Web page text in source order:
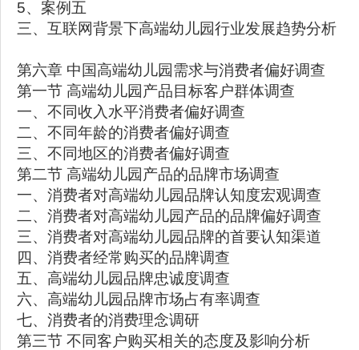
5、案例五
三、互联网背景下高端幼儿园行业发展趋势分析
第六章 中国高端幼儿园需求与消费者偏好调查
第一节 高端幼儿园产品目标客户群体调查
一、不同收入水平消费者偏好调查
二、不同年龄的消费者偏好调查
三、不同地区的消费者偏好调查
第二节 高端幼儿园产品的品牌市场调查
一、消费者对高端幼儿园品牌认知度宏观调查
二、消费者对高端幼儿园产品的品牌偏好调查
三、消费者对高端幼儿园品牌的首要认知渠道
四、消费者经常购买的品牌调查
五、高端幼儿园品牌忠诚度调查
六、高端幼儿园品牌市场占有率调查
七、消费者的消费理念调研
第三节 不同客户购买相关的态度及影响分析